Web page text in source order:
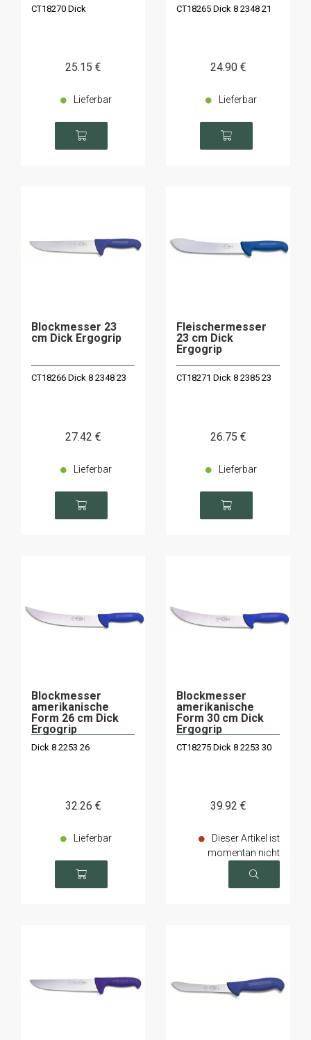
CT18270 Dick
25.15 €
Lieferbar
CT18265 Dick 8 2348 21
24.90 €
Lieferbar
Blockmesser 23
cm Dick Ergogrip
CT18266 Dick 8 2348 23
27.42 €
Lieferbar
Fleischermesser
23 cm Dick
Ergogrip
CT18271 Dick 8 2385 23
26.75 €
Lieferbar
Blockmesser
amerikanische
Form 26 cm Dick
Ergogrip
Dick 8 2253 26
32.26 €
Lieferbar
Blockmesser
amerikanische
Form 30 cm Dick
Ergogrip
CT18275 Dick 8 2253 30
39.92 €
Dieser Artikel ist
momentan nicht
verfügbar